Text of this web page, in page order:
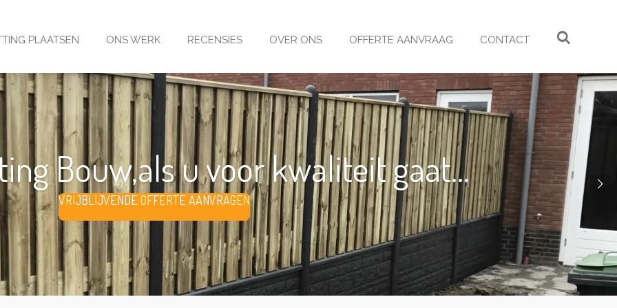
PLAATSEN ONS WERK RECENSIES OVER ONS OFFERTE AANVRAAG CONTACT
Bouw,als u voor kwaliteit gaat...
VRIJBLIJVENDE OFFERTE AANVRAGEN